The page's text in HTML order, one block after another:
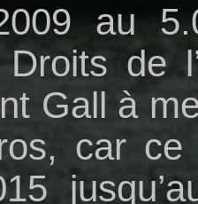
au
de
Gall à
car